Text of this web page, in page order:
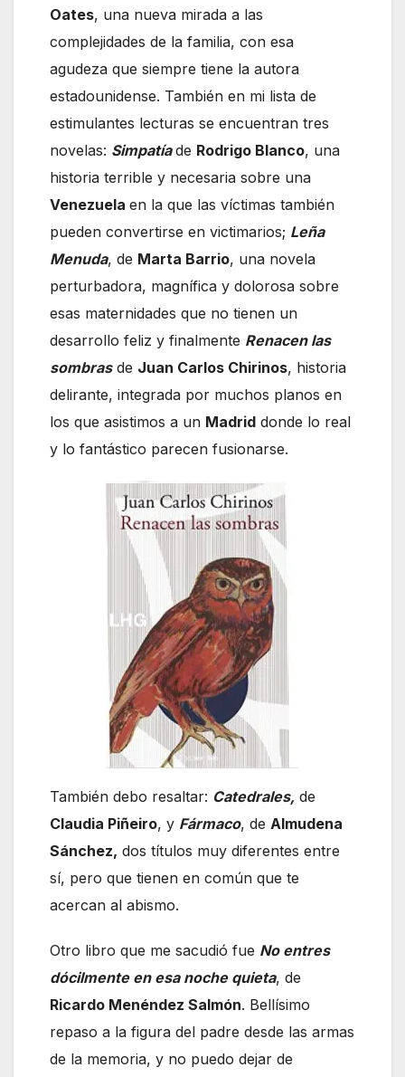
Oates, una nueva mirada a las
complejidades de la familia, con esa
agudeza que siempre tiene la autora
estadounidense. También en mi lista de
estimulantes lecturas se encuentran tres
novelas: Simpatíade Rodrigo Blanco, una
historia terrible y necesaria sobre una
Venezuela en la que las víctimas también
pueden convertirse en victimarios; Leña
Menuda, de Marta Barrio, una novela
perturbadora, magnífica y dolorosa sobre
esas maternidades que no tienen un
desarrollo feliz y finalmente Renacen las
sombrasde Juan Carlos Chirinos, historia
delirante, integrada por muchos planos en
los que asistimos a un Madrid donde lo real
y lo fantástico parecen fusionarse.
También debo resaltar: Catedrales, de
Claudia Piñeiro, y Fármaco, de Almudena
Sánchez, dos títulos muy diferentes entre
sí, pero que tienen en común que te
acercan al abismo.
Otro libro que me sacudió fue No entres
dócilmente en esa noche quieta, de
Ricardo Menéndez Salmón. Bellísimo
repaso a la figura del padre desde las armas
de la memoria, y no puedo dejar de